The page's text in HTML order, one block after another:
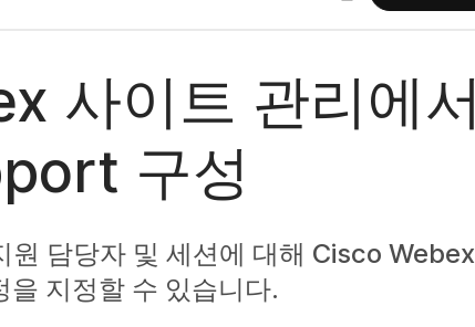
사이트 관리에서
구성
담당자 및 세션에 대해 Cisco Webex
지정할 수 있습니다.